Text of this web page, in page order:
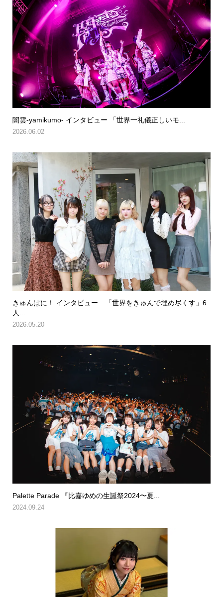
闇雲-yamikumo- インタビュー 「世界一礼儀正しいモ...
2026.06.02
きゅんぱに！ インタビュー 「世界をきゅんで埋め尽くす」6
人...
2026.05.20
Palette Parade 『比嘉ゆめの生誕祭2024〜夏...
2024.09.24